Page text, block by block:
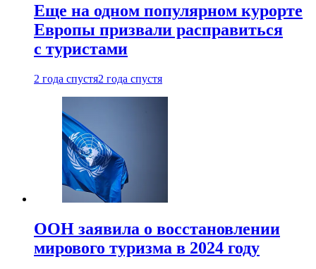
Еще на одном популярном курорте
Европы призвали расправиться
с туристами
2 года спустя2 года спустя
ООН заявила о восстановлении
мирового туризма в 2024 году